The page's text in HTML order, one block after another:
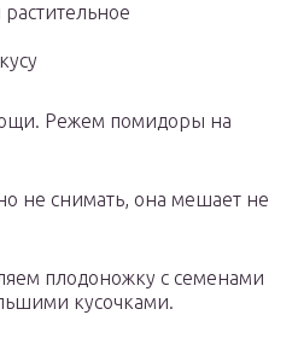
Режем помидоры на
не снимать, она мешает не
плодоножку с семенами
кусочками.